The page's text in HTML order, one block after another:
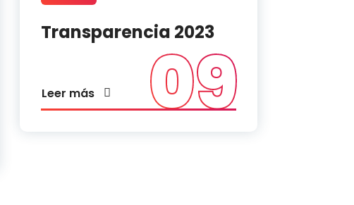
Transparencia 2023
Leer más 09